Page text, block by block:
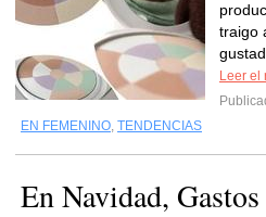
traigo
Leer el
EN FEMENINO, TENDENCIAS
En Navidad,